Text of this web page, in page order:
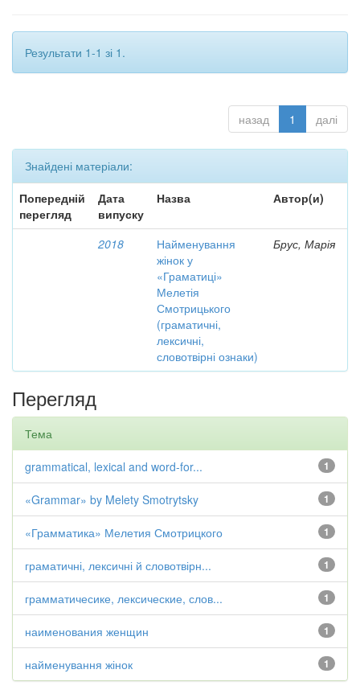
Результати 1-1 зі 1.
назад 1 далі
Знайдені матеріали:
Попередній
перегляд
Дата
випуску
Назва Автор(и)
2018
Найменування
жінок у
«Граматиці»
Мелетія
Смотрицького
(граматичні,
лексичні,
словотвірні ознаки)
Брус, Марія
Перегляд
Тема
1
grammatical, lexical and word-for...
1
«Grammar» by Melety Smotrytsky
1
«Грамматика» Мелетия Смотрицкого
1
граматичні, лексичні й словотвірн...
1
грамматичесике, лексические, слов...
1
наименования женщин
1
найменування жінок